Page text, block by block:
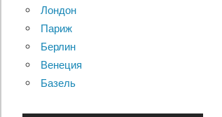
Лондон
Париж
Берлин
Венеция
Базель